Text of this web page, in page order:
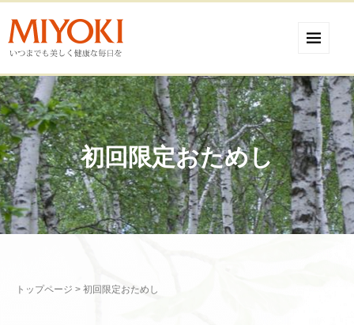
初回限定おためし
トップページ > 初回限定おためし